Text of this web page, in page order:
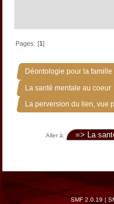
Pages: [1]
Déontologie pour la famille
La santé mentale au coeur
La perversion du lien, vue
Aller à:
SMF 2.0.19|